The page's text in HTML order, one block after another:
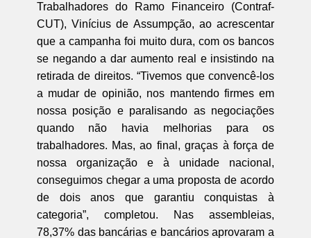
Trabalhadores do Ramo Financeiro (Contraf-
CUT), Vinícius de Assumpção, ao acrescentar
que a campanha foi muito dura, com os bancos
se negando a dar aumento real e insistindo na
retirada de direitos. “Tivemos que convencê-los
a mudar de opinião, nos mantendo firmes em
nossa posição e paralisando as negociações
quando não havia melhorias para os
trabalhadores. Mas, ao final, graças à força de
nossa organização e à unidade nacional,
conseguimos chegar a uma proposta de acordo
de dois anos que garantiu conquistas à
categoria”, completou. Nas assembleias,
78,37% das bancárias e bancários aprovaram a